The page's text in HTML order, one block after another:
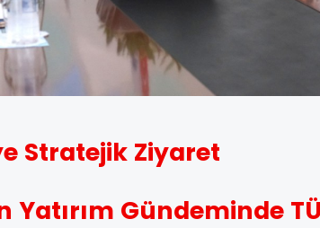
Stratejik Ziyaret
Yatırım Gündeminde